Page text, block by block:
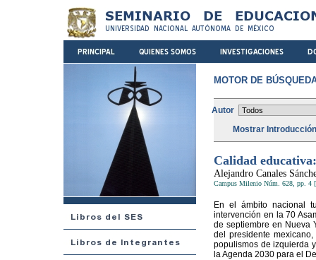
MOTOR DE
Autor
Mostrar
Calidad
Alejandro Canales
Campus Milenio Núm. 628, pp. 4
En el ámbito nacional
intervención en la 70
de septiembre en Nueva
del presidente
populismos de izquierda
la Agenda 2030 para el